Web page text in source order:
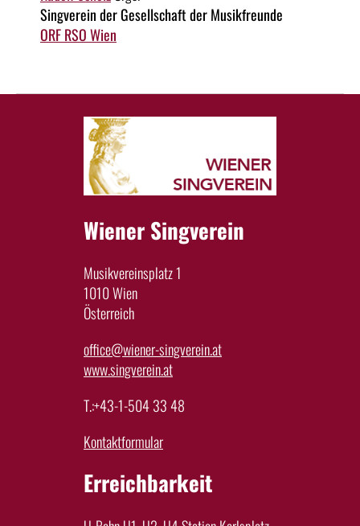
Singverein der Gesellschaft der Musikfreunde
ORF RSO Wien
Wiener Singverein
Musikvereinsplatz 1
1010 Wien
Österreich
office@wiener-singverein.at
www.singverein.at
T.:+43-1-504 33 48
Kontaktformular
Erreichbarkeit